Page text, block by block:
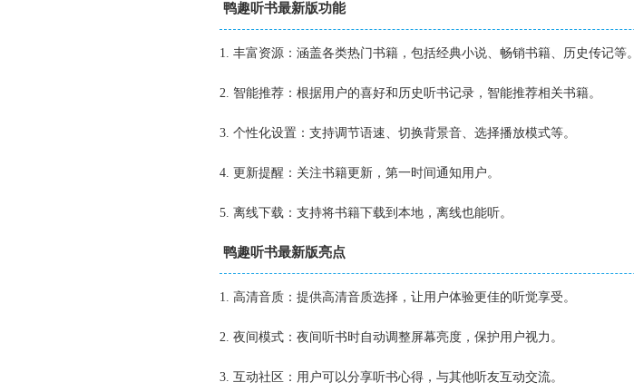
鸭趣听书最新版功能
1. 丰富资源：涵盖各类热门书籍，包括经典小说、畅销书籍、历史传记等。
2. 智能推荐：根据用户的喜好和历史听书记录，智能推荐相关书籍。
3. 个性化设置：支持调节语速、切换背景音、选择播放模式等。
4. 更新提醒：关注书籍更新，第一时间通知用户。
5. 离线下载：支持将书籍下载到本地，离线也能听。
鸭趣听书最新版亮点
1. 高清音质：提供高清音质选择，让用户体验更佳的听觉享受。
2. 夜间模式：夜间听书时自动调整屏幕亮度，保护用户视力。
3. 互动社区：用户可以分享听书心得，与其他听友互动交流。